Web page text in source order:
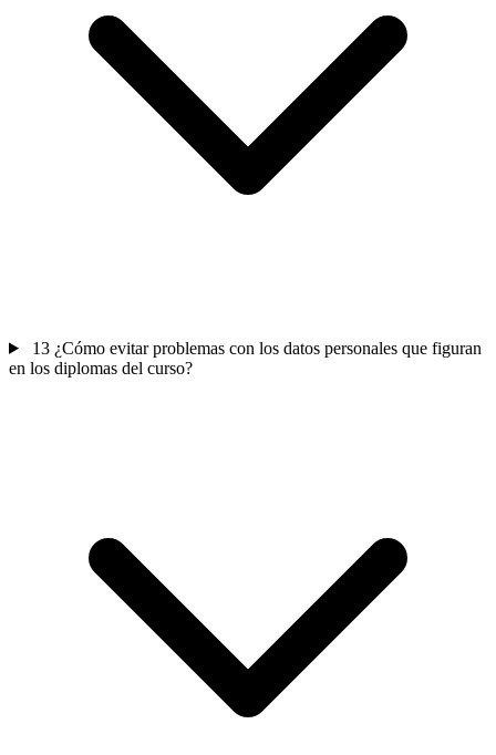
13 ¿Cómo evitar problemas con los datos personales que figuran
en los diplomas del curso?